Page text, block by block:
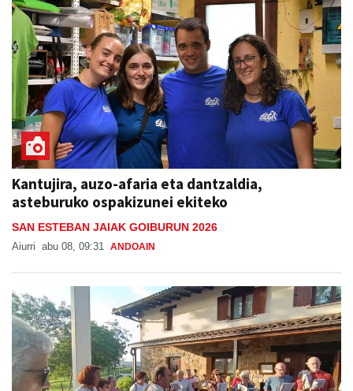
Kantujira, auzo-afaria eta dantzaldia,
asteburuko ospakizunei ekiteko
SAN ESTEBAN JAIAK GOIBURUN 2026
Aiurri abu 08, 09:31 ANDOAIN